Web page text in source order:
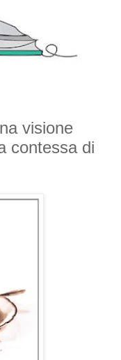
visione
contessa di